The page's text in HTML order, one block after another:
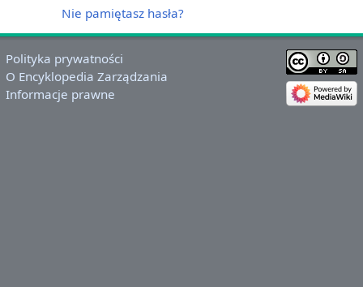
Nie pamiętasz hasła?
Polityka prywatności
O Encyklopedia Zarządzania
Informacje prawne